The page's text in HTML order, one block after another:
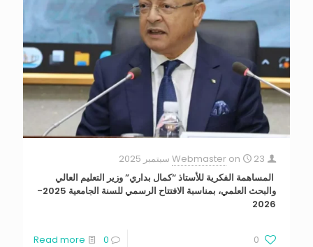
Webmaster on
23 سبتمبر 2025
المساهمة الفكرية للأستاذ “كمال بداري” وزير التعليم العالي
والبحث العلمي، بمناسبة الافتتاح الرسمي للسنة الجامعية 2025-
2026
0
0
Read more